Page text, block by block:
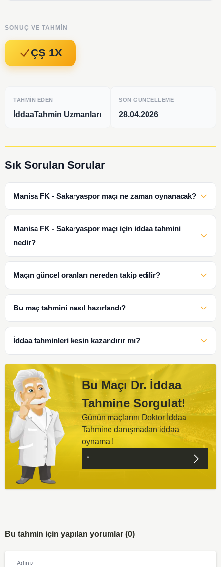
SONUÇ VE TAHMIN
ÇŞ 1X
TAHMIN EDEN
İddaaTahmin Uzmanları
SON GÜNCELLEME
28.04.2026
Sık Sorulan Sorular
Manisa FK - Sakaryaspor maçı ne zaman oynanacak?
Manisa FK - Sakaryaspor maçı için iddaa tahmini
nedir?
Maçın güncel oranları nereden takip edilir?
Bu maç tahmini nasıl hazırlandı?
İddaa tahminleri kesin kazandırır mı?
Bu Maçı Dr. İddaa
Tahmine Sorgulat!
Günün maçlarını Doktor İddaa
Tahmine danışmadan iddaa
oynama !
Bu tahmin için yapılan yorumlar (0)